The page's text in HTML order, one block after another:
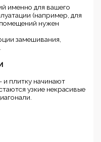
именно для вашего
(например, для
нужен
замешивания,
и плитку начинают
узкие некрасивые